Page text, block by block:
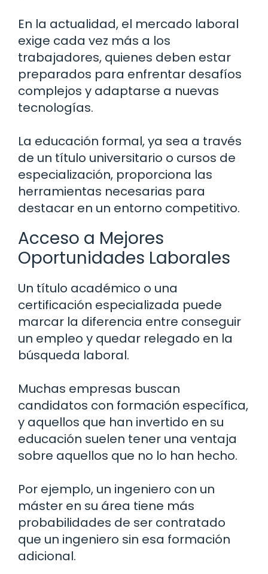
En la actualidad, el mercado laboral
exige cada vez más a los
trabajadores, quienes deben estar
preparados para enfrentar desafíos
complejos y adaptarse a nuevas
tecnologías.
La educación formal, ya sea a través
de un título universitario o cursos de
especialización, proporciona las
herramientas necesarias para
destacar en un entorno competitivo.
Acceso a Mejores
Oportunidades Laborales
Un título académico o una
certificación especializada puede
marcar la diferencia entre conseguir
un empleo y quedar relegado en la
búsqueda laboral.
Muchas empresas buscan
candidatos con formación específica,
y aquellos que han invertido en su
educación suelen tener una ventaja
sobre aquellos que no lo han hecho.
Por ejemplo, un ingeniero con un
máster en su área tiene más
probabilidades de ser contratado
que un ingeniero sin esa formación
adicional.